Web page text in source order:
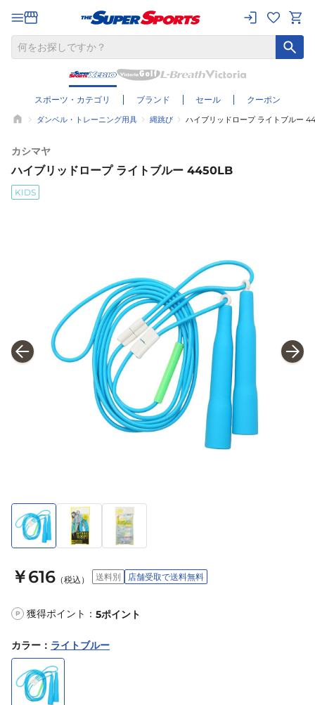
スポーツ・カテゴリ ブランド セール クーポン
ダンベル・トレーニング用具 縄跳び ハイブリッドロープ ライトブルー
カシマヤ
ハイブリッドロープ ライトブルー 4450LB
KIDS
￥616 （税込） 送料別 店舗受取で送料無料
P 獲得ポイント： 5ポイント
カラー ： ライトブルー